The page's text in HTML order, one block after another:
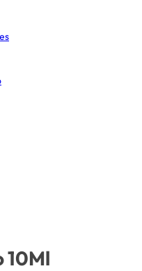
10Ml